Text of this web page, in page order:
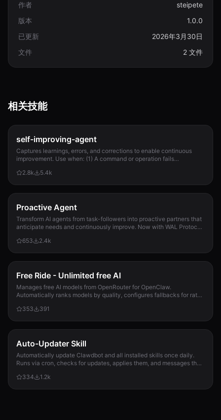
作者
steipete
版本
1.0.0
已更新
2026年3月30日
文件
2 文件
相关技能
self-improving-agent
Captures learnings, errors, and corrections to enable continuous
improvement. Use when: (1) A command or operation fails
2.8k
5.4k
Proactive Agent
Transform AI agents from task-followers into proactive partners that
anticipate needs and continuously improve. Now with WAL Protocol,
of the Hal Stack 🦞
653 2.4k
Free Ride - Unlimited free AI
Manages free AI models from OpenRouter for OpenClaw.
Automatically ranks models by quality, configures fallbacks for rate-
353
391
Auto-Updater Skill
Automatically update Clawdbot and all installed skills once daily.
Runs via cron, checks for updates, applies them, and messages the
334
1.2k